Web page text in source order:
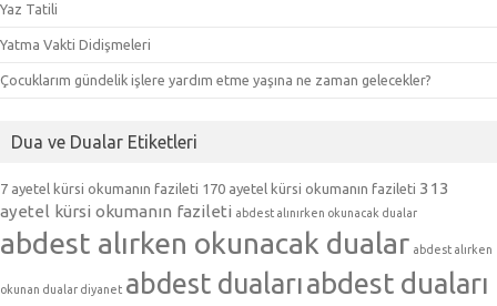
Yaz Tatili
Yatma Vakti Didişmeleri
Çocuklarım gündelik işlere yardım etme yaşına ne zaman gelecekler?
Dua ve Dualar Etiketleri
7 ayetel kürsi okumanın fazileti 170 ayetel kürsi okumanın fazileti 313
ayetel kürsi okumanın fazileti abdest alınırken okunacak dualar
abdest alırken okunacak dualar abdest alırken
okunan dualar diyanet abdest dualarıabdest duaları